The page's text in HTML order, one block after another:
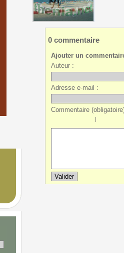
0 commentaire
Ajouter un
Auteur :
Adresse e-mail :
Commentaire
|